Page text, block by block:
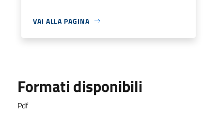
VAI ALLA PAGINA
Formati disponibili
Pdf